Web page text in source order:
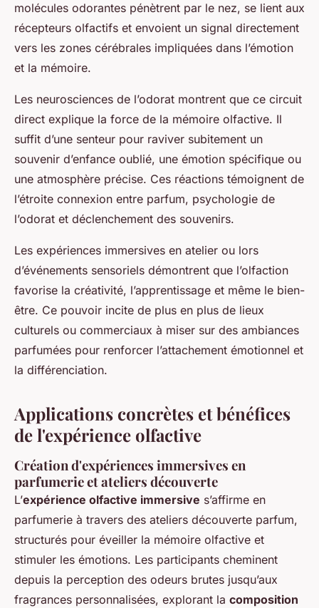
molécules odorantes pénètrent par le nez, se lient aux
récepteurs olfactifs et envoient un signal directement
vers les zones cérébrales impliquées dans l’émotion
et la mémoire.
Les neurosciences de l’odorat montrent que ce circuit
direct explique la force de la mémoire olfactive. Il
suffit d’une senteur pour raviver subitement un
souvenir d’enfance oublié, une émotion spécifique ou
une atmosphère précise. Ces réactions témoignent de
l’étroite connexion entre parfum, psychologie de
l’odorat et déclenchement des souvenirs.
Les expériences immersives en atelier ou lors
d’événements sensoriels démontrent que l’olfaction
favorise la créativité, l’apprentissage et même le bien-
être. Ce pouvoir incite de plus en plus de lieux
culturels ou commerciaux à miser sur des ambiances
parfumées pour renforcer l’attachement émotionnel et
la différenciation.
Applications concrètes et bénéfices
de l'expérience olfactive
Création d'expériences immersives en
parfumerie et ateliers découverte
L’expérience olfactive immersive s’affirme en
parfumerie à travers des ateliers découverte parfum,
structurés pour éveiller la mémoire olfactive et
stimuler les émotions. Les participants cheminent
depuis la perception des odeurs brutes jusqu’aux
fragrances personnalisées, explorant la composition